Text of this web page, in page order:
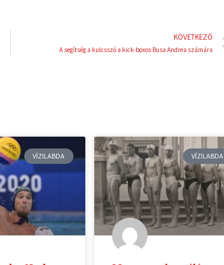
KÖVETKEZŐ
A segítség a kulcsszó a kick-boxos Busa Andrea számára
VÍZILABDA VÍZILABDA